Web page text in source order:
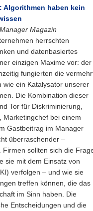
Algorithmen haben kein
Magazin
herrschten
und datenbasiertes
einzigen Maxime vor: der
fungierten die
wie ein Katalysator unserer
Die Kombination dieser
Tor für Diskriminierung,
Marketingchef bei einem
Gastbeitrag im Manager
überraschender –
Firmen sollten sich die
sie mit dem Einsatz von
verfolgen – und wie sie
treffen können, die das
im Sinn haben. Die
Entscheidungen und die